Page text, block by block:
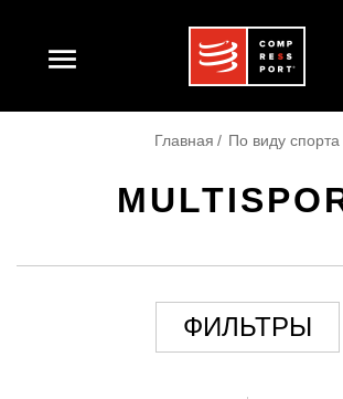

Главная По виду спорта
ФИЛЬТРЫ